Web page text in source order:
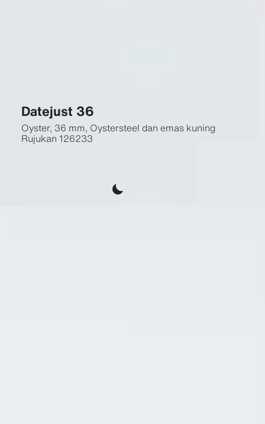
Datejust 36
Oyster, 36 mm, Oystersteel dan emas kuning
Rujukan 126233